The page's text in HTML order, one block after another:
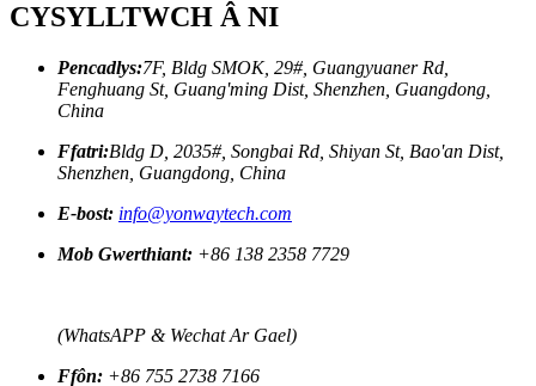
CYSYLLTWCH Â NI
Pencadlys:7F, Bldg SMOK, 29#, Guangyuaner Rd,
Fenghuang St, Guang'ming Dist, Shenzhen, Guangdong,
China
Ffatri:Bldg D, 2035#, Songbai Rd, Shiyan St, Bao'an Dist,
Shenzhen, Guangdong, China
E-bost: info@yonwaytech.com
Mob Gwerthiant: +86 138 2358 7729
(WhatsAPP & Wechat Ar Gael)
Ffôn: +86 755 2738 7166